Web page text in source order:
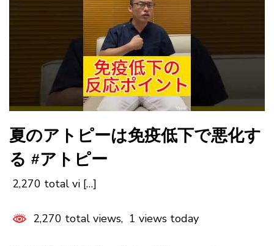
夏のアトピーは免疫低下で悪化す
る #アトピー
2,270 total vi […]
2,270 total views, 1 views today